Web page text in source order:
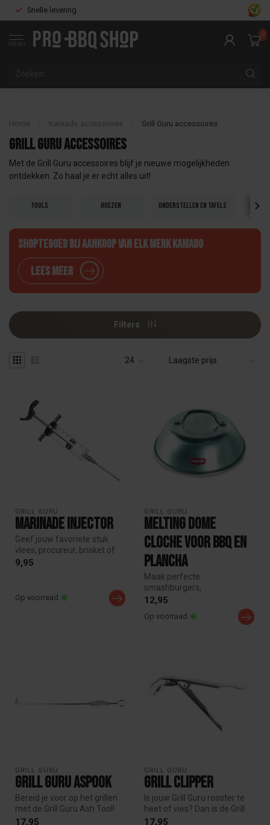
Snelle levering
MENU
0
Home Kamado accessoires Grill Guru accessoires
Grill Guru accessoires
Met de Grill Guru accessoires blijf je nieuwe mogelijkheden
ontdekken. Zo haal je er echt alles uit!
Tools Hoezen Onderstellen en tafels
Shoptegoed bij aankoop van elk merk Kamado
Lees meer
Filters
GRILL GURU
Marinade Injector
Geef jouw favoriete stuk
vlees, procureur, brisket of
kippetje nog meer smaak
9,95
Op voorraad
GRILL GURU
Melting Dome
Cloche voor BBQ en
Plancha
Maak perfecte
smashburgers,
cheeseburgers en gegrilde
groenten met de Grill Guru...
12,95
Op voorraad
GRILL GURU
Grill Guru Aspook
Bereid je voor op het grillen
met de Grill Guru Ash Tool!
Gebruik deze handige a...
17,95
GRILL GURU
Grill Clipper
Is jouw Grill Guru rooster te
heet of vies? Dan is de Grill
Guru Grill Clipper ...
17,95